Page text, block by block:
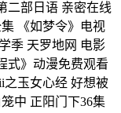
二部日语 亲密在线
《如梦令》电视
季 天罗地网 电影
式》动漫免费观看
之玉女心经 好想被
中 正阳门下36集